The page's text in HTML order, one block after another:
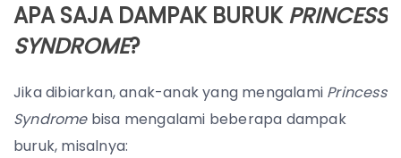
APA SAJA DAMPAK BURUKPRINCESS
SYNDROME?
Jika dibiarkan, anak-anak yang mengalami Princess
Syndrome bisa mengalami beberapa dampak
buruk, misalnya: